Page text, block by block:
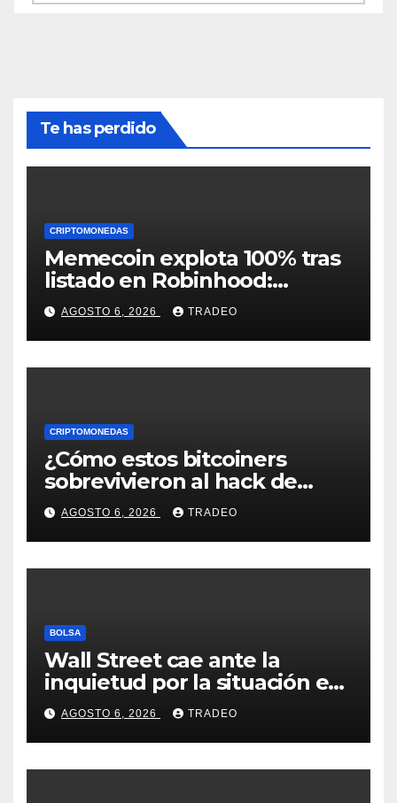
Te has perdido
CRIPTOMONEDAS
Memecoin explota 100% tras
listado en Robinhood:
conoce los detalles
AGOSTO 6, 2026 TRADEO
CRIPTOMONEDAS
¿Cómo estos bitcoiners
sobrevivieron al hack de
Coldcard? Un analista
comparte consejos clave
AGOSTO 6, 2026 TRADEO
BOLSA
Wall Street cae ante la
inquietud por la situación en
Ormuz
AGOSTO 6, 2026 TRADEO